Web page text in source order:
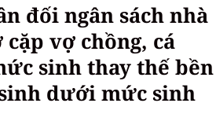
đối ngân sách nhà
vợ chồng, cá
sinh thay thế bền
dưới mức sinh